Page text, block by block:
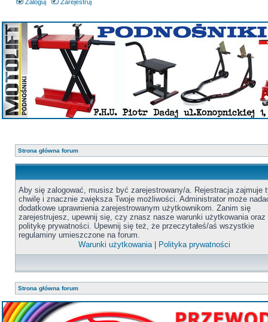
Zaloguj Zarejestruj
Strona główna forum
Aby się zalogować, musisz być zarejestrowany/a. Rejestracja zajmuje
chwilę i znacznie zwiększa Twoje możliwości. Administrator może
dodatkowe uprawnienia zarejestrowanym użytkownikom. Zanim się
zarejestrujesz, upewnij się, czy znasz nasze warunki użytkowania oraz
politykę prywatności. Upewnij się też, że przeczytałeś/aś wszystkie
regulaminy umieszczone na forum.
Warunki użytkowania| Polityka prywatności
Strona główna forum